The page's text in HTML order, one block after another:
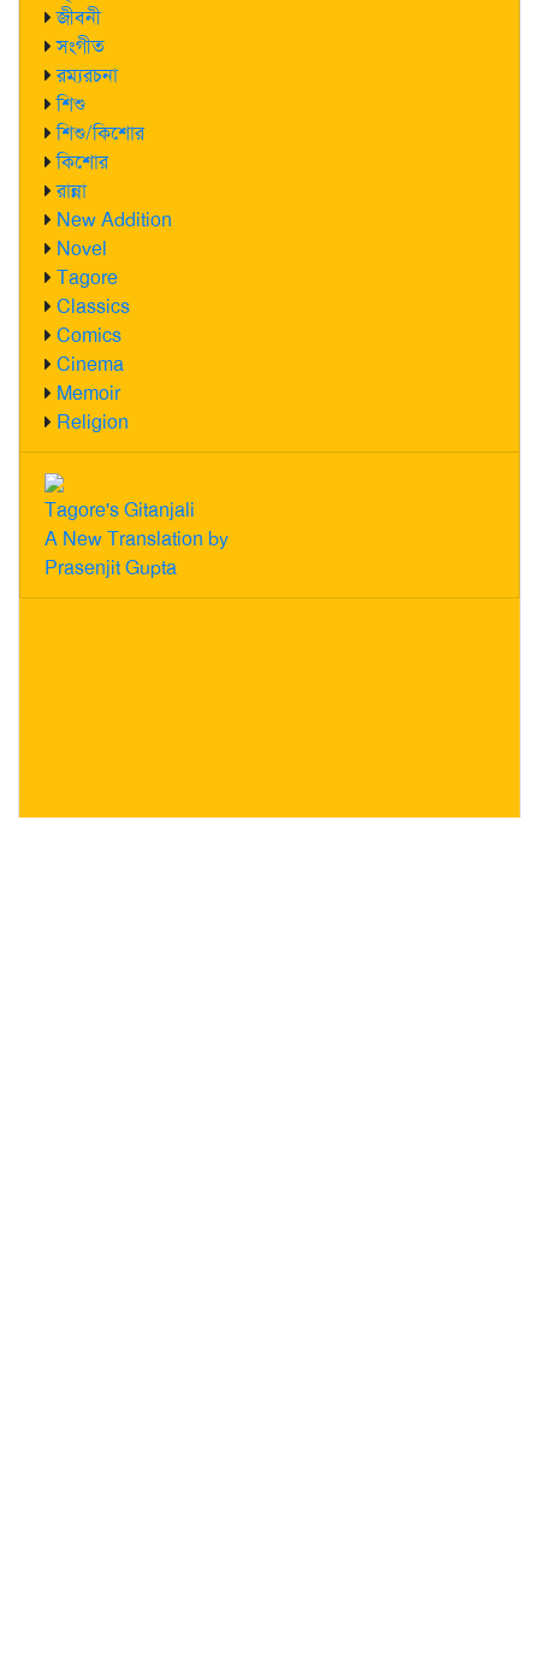
জীবনী
সংগীত
রম্যরচনা
শিশু
শিশু/কিশোর
কিশোর
রান্না
New Addition
Novel
Tagore
Classics
Comics
Cinema
Memoir
Religion
Tagore's Gitanjali
A New Translation by
Prasenjit Gupta